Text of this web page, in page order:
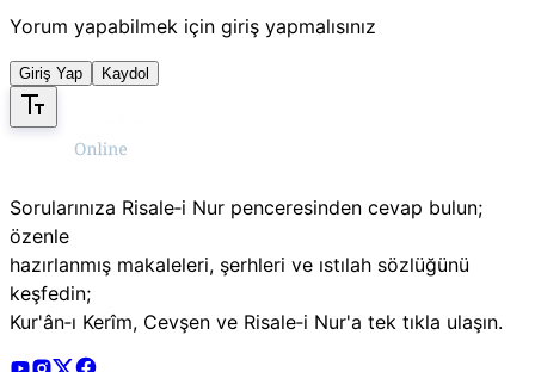
Yorum yapabilmek için giriş yapmalısınız
Giriş Yap Kaydol
Sorularınıza Risale‑i Nur penceresinden cevap bulun;
özenle
hazırlanmış makaleleri, şerhleri ve ıstılah sözlüğünü
keşfedin;
Kur'ân‑ı Kerîm, Cevşen ve Risale‑i Nur'a tek tıkla ulaşın.
Risale Online Youtube Hesabı
Risale Online Instagram Hesabı
Risale Online X Hesabı